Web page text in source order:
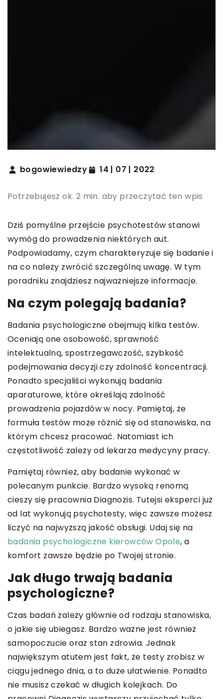
bogowiewiedzy 14 | 07 | 2022
Potrzebujesz ok. 2 min. aby przeczytać ten wpis
Dziś pomyślne przejście psychotestów stanowi
wymóg do prowadzenia niektórych aut.
Podpowiadamy, czym charakteryzuje się badanie i
na co należy zwrócić szczególną uwagę. W tym
poradniku znajdziesz najważniejsze informacje.
Na czym polegają badania?
Badania psychologiczne obejmują kilka testów.
Oceniają one osobowość, sprawność
intelektualną, spostrzegawczość, szybkość
podejmowania decyzji czy zdolność koncentracji.
Ponadto specjaliści wykonują badania
aparaturowe, które określają zdolność
prowadzenia pojazdów w nocy. Pamiętaj, że
formuła testów może różnić się od stanowiska, na
którym chcesz pracować. Natomiast ich
częstotliwość zależy od lekarza medycyny pracy.
Pamiętaj również, aby badanie wykonać w
polecanym punkcie. Bardzo wysoką renomą
cieszy się pracownia Diagnozis. Tutejsi eksperci już
od lat wykonują psychotesty, więc zawsze możesz
liczyć na najwyższą jakość obsługi. Udaj się na
badania psychologiczne kierowców Opole, a
komfort zawsze będzie po Twojej stronie.
Jak długo trwają badania
psychologiczne?
Czas badań zależy głównie od rodzaju stanowiska,
o jakie się ubiegasz. Bardzo ważne jest również
samopoczucie oraz stan zdrowia. Jednak
największym atutem jest fakt, że testy zrobisz w
ciągu jednego dnia, a to duże ułatwienie. Ponadto
nie musisz czekać w długich kolejkach. Do